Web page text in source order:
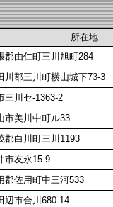
所在地
郡由仁町三川旭町284
川郡三川町横山城下73-3
三川セ-1363-2
市美川中町ル33
郡白川町三川1193
市友永15-9
郡佐用町中三河533
辺市合川680-14